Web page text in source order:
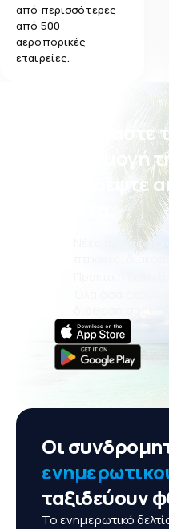
από περισσότερες
από 500
αεροπορικές
εταιρείες.
Κατεβάστε
εφαρμογή
ταξιδέψτε
Νέες
πτήσεις,
Πρακτική
Όλα όσα έχουν
Οι
ταξιδεύουν
Το ενημερωτικό